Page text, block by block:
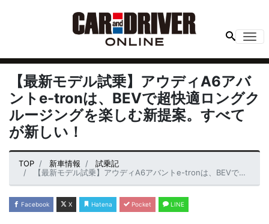
【最新モデル試乗】アウディA6アバ
ントe-tronは、BEVで超快適ロングク
ルージングを楽しむ新提案。すべて
が新しい！
TOP 新車情報
試乗記
【最新モデル試乗】アウディA6アバントe-tronは、BEVで超快適ロングクルージングを楽しむ新提案。すべてが新しい！
Facebook X Hatena Pocket LINE